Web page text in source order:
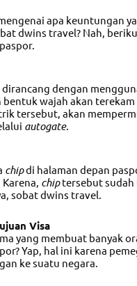
apa keuntungan
dwins travel? Nah,
dengan
wajah akan
tersebut, akan
autogate.
chipdi halaman depan
chiptersebut sudah
sobat dwins travel.
Visa
yang membuat banyak
Yap, hal ini karena
ke suatu negara.